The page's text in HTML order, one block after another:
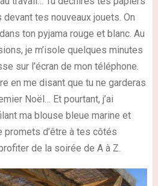
tes nouveaux jouets. On
ton pyjama rouge et blanc. Au
je m’isole quelques minutes
sur l’écran de mon téléphone.
en me disant que tu ne garderas
Noël… Et pourtant, j’ai
ma blouse bleue marine et
d’être à tes côtés
de la soirée de A à Z.